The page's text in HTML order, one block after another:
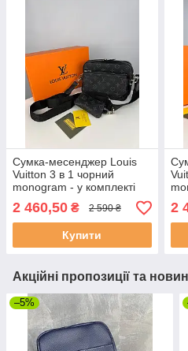
Сумка-месенджер Louis
Vuitton 3 в 1 чорний
monogram - у комплекті
клатч і гаманець
2 460,50 ₴ 2 590 ₴
Купити
2
Акційні пропозиції та
–5%